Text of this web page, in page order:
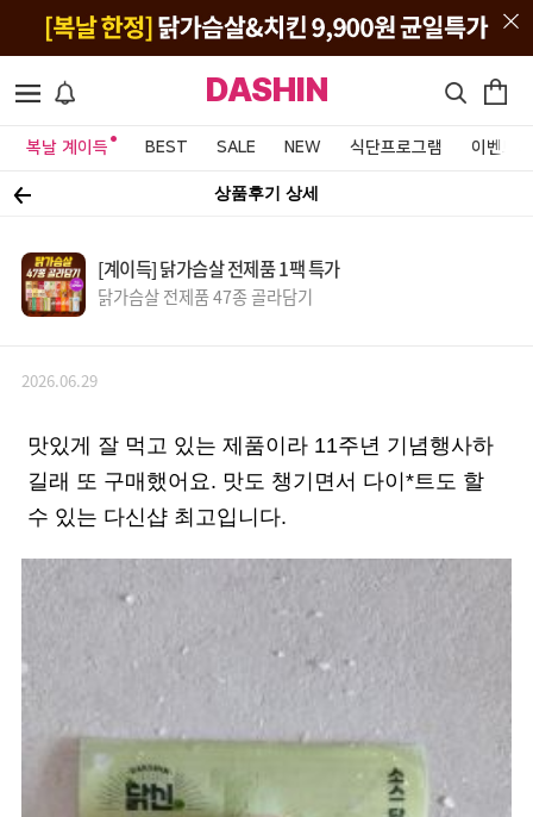
DASHIN
복날 계이득 BEST SALE NEW 식단프로그램 이벤트&
상품후기 상세
[계이득] 닭가슴살 전제품 1팩 특가
닭가슴살 전제품 47종 골라담기
2026.06.29
맛있게 잘 먹고 있는 제품이라 11주년 기념행사하
길래 또 구매했어요. 맛도 챙기면서 다이*트도 할
수 있는 다신샵 최고입니다.